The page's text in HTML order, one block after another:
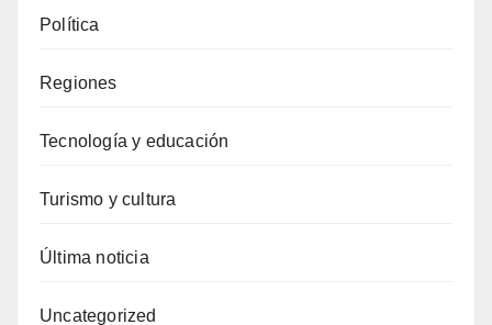
Política
Regiones
Tecnología y educación
Turismo y cultura
Última noticia
Uncategorized